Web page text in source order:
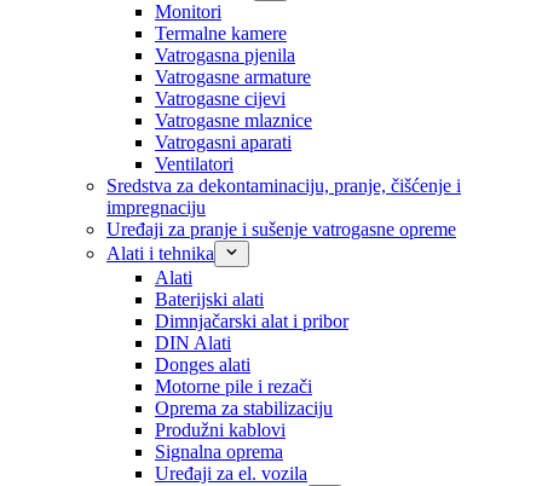
Monitori
Termalne kamere
Vatrogasna pjenila
Vatrogasne armature
Vatrogasne cijevi
Vatrogasne mlaznice
Vatrogasni aparati
Ventilatori
Sredstva za dekontaminaciju, pranje, čišćenje i
impregnaciju
Uređaji za pranje i sušenje vatrogasne opreme
Alati i tehnika
Alati
Baterijski alati
Dimnjačarski alat i pribor
DIN Alati
Donges alati
Motorne pile i rezači
Oprema za stabilizaciju
Produžni kablovi
Signalna oprema
Uređaji za el. vozila